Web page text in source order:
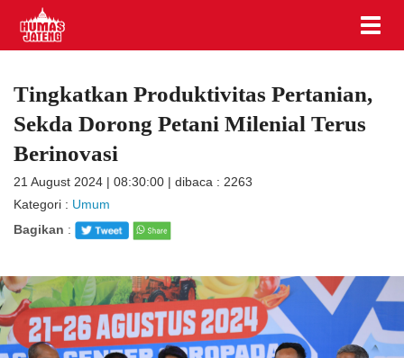
Tingkatkan Produktivitas Pertanian,
Sekda Dorong Petani Milenial Terus
Berinovasi
21 August 2024 | 08:30:00 | dibaca : 2263
Kategori : Umum
Bagikan :